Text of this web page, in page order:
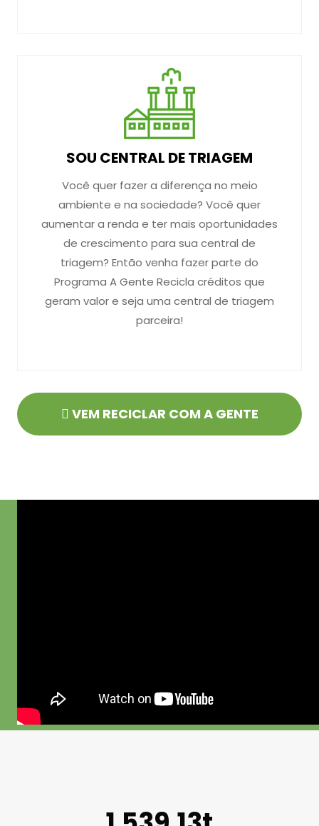
SOU CENTRAL DE TRIAGEM
Você quer fazer a diferença no meio
ambiente e na sociedade? Você quer
aumentar a renda e ter mais oportunidades
de crescimento para sua central de
triagem? Então venha fazer parte do
Programa A Gente Recicla créditos que
geram valor e seja uma central de triagem
parceira!
VEM RECICLAR COM A GENTE